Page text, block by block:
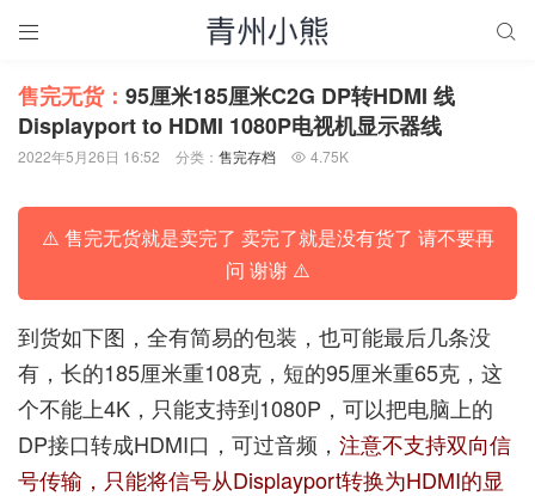
 
售完无货： 95厘米185厘米C2G DP转HDMI 线
Displayport to HDMI 1080P电视机显示器线
2022年5月26日 16:52 分类： 售完存档  4.75K
⚠️ 售完无货就是卖完了 卖完了就是没有货了 请不要再
问 谢谢 ⚠️
到货如下图，全有简易的包装，也可能最后几条没
有，长的185厘米重108克，短的95厘米重65克，这
个不能上4K，只能支持到1080P，可以把电脑上的
DP接口转成HDMI口，可过音频， 注意不支持双向信
号传输，只能将信号从Displayport转换为HDMI的显